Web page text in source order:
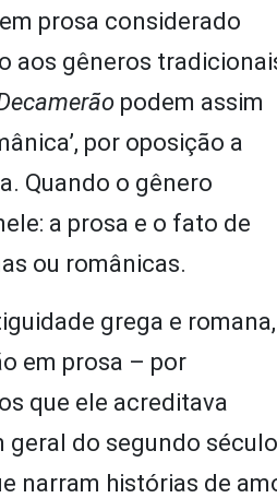
prosa considerado
aos gêneros
podem assim
por oposição a
Quando o gênero
a prosa e o fato de
ou românicas.
grega e romana,
em prosa – por
que ele acreditava
geral do segundo século
narram histórias de